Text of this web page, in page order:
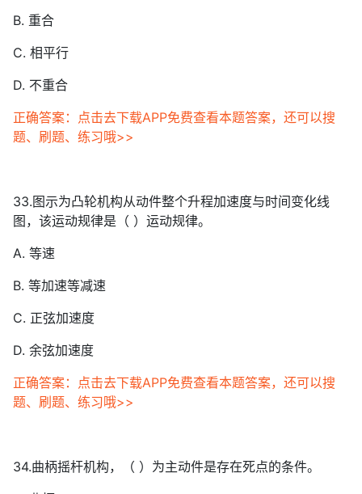
B. 重合
C. 相平行
D. 不重合
正确答案：点击去下载APP免费查看本题答案，还可以搜
题、刷题、练习哦>>
33.图示为凸轮机构从动件整个升程加速度与时间变化线
图，该运动规律是（ ）运动规律。
A. 等速
B. 等加速等减速
C. 正弦加速度
D. 余弦加速度
正确答案：点击去下载APP免费查看本题答案，还可以搜
题、刷题、练习哦>>
34.曲柄摇杆机构，（ ）为主动件是存在死点的条件。